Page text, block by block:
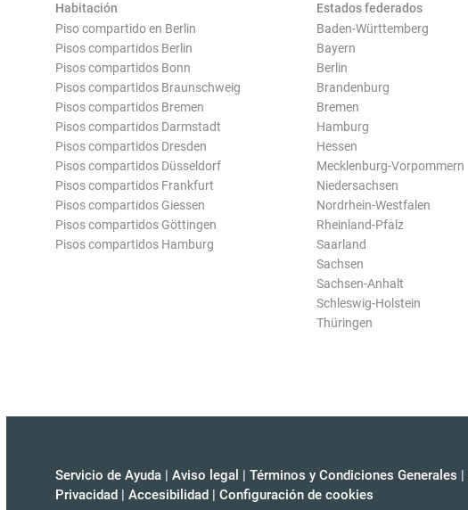
Habitación
Piso compartido en Berlin
Pisos compartidos Berlin
Pisos compartidos Bonn
Pisos compartidos Braunschweig
Pisos compartidos Bremen
Pisos compartidos Darmstadt
Pisos compartidos Dresden
Pisos compartidos Düsseldorf
Pisos compartidos Frankfurt
Pisos compartidos Giessen
Pisos compartidos Göttingen
Pisos compartidos Hamburg
Estados federados
Baden-Württemberg
Bayern
Berlin
Brandenburg
Bremen
Hamburg
Hessen
Mecklenburg-Vorpommern
Niedersachsen
Nordrhein-Westfalen
Rheinland-Pfalz
Saarland
Sachsen
Sachsen-Anhalt
Schleswig-Holstein
Thüringen
Servicio de Ayuda | Aviso legal | Términos y Condiciones Generales |
Privacidad | Accesibilidad | Configuración de cookies